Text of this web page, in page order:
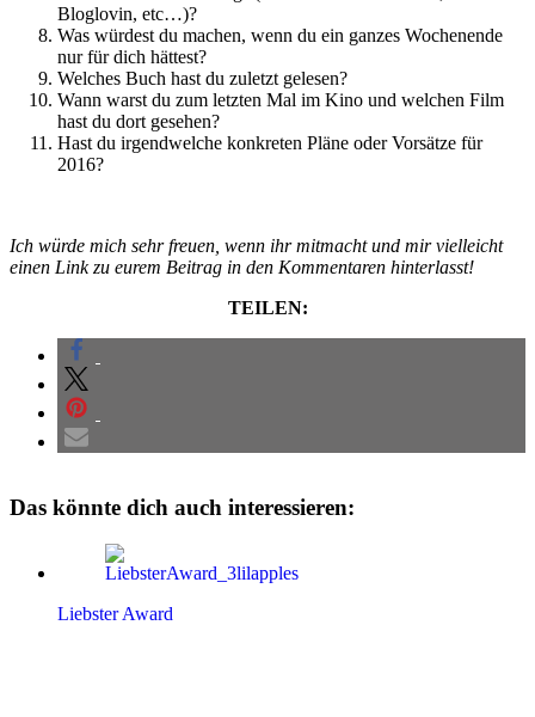
Bloglovin, etc…)?
Was würdest du machen, wenn du ein ganzes Wochenende
nur für dich hättest?
Welches Buch hast du zuletzt gelesen?
Wann warst du zum letzten Mal im Kino und welchen Film
hast du dort gesehen?
Hast du irgendwelche konkreten Pläne oder Vorsätze für
2016?
Ich würde mich sehr freuen, wenn ihr mitmacht und mir vielleicht
einen Link zu eurem Beitrag in den Kommentaren hinterlasst!
TEILEN:
Das könnte dich auch interessieren:
Liebster Award